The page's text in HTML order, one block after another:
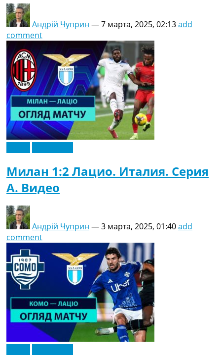
Андрій Чуприн —7 марта, 2025, 02:13add
comment
Милан 1:2 Лацио. Италия. Серия
A. Видео
Андрій Чуприн —3 марта, 2025, 01:40add
comment